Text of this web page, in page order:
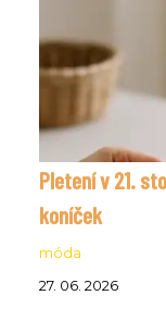
Pletení v 21.
koníček
móda
27. 06. 2026